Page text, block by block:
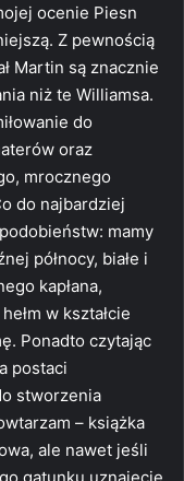
ocenie Piesn
Z pewnością
Martin są znacznie
niż te Williamsa.
do
oraz
mrocznego
do najbardziej
mamy
północy, białe i
kapłana,
w kształcie
Ponadto czytając
postaci
stworzenia
– książka
ale nawet jeśli